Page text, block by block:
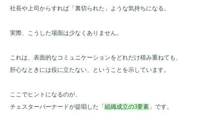
社長や上司からすれば「裏切られた」ような気持ちになる。
実際、こうした場面は少なくありません。
これは、表面的なコミュニケーションをどれだけ積み重ねても、
肝心なときには役に立たない、ということを示しています。
ここでヒントになるのが、
チェスターバーナードが提唱した「組織成立の3要素 」です。